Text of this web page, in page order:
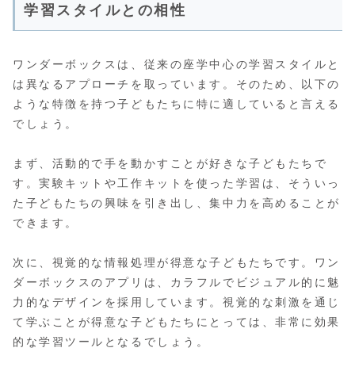
学習スタイルとの相性
ワンダーボックスは、従来の座学中心の学習スタイルと
は異なるアプローチを取っています。そのため、以下の
ような特徴を持つ子どもたちに特に適していると言える
でしょう。
まず、活動的で手を動かすことが好きな子どもたちで
す。実験キットや工作キットを使った学習は、そういっ
た子どもたちの興味を引き出し、集中力を高めることが
できます。
次に、視覚的な情報処理が得意な子どもたちです。ワン
ダーボックスのアプリは、カラフルでビジュアル的に魅
力的なデザインを採用しています。視覚的な刺激を通じ
て学ぶことが得意な子どもたちにとっては、非常に効果
的な学習ツールとなるでしょう。